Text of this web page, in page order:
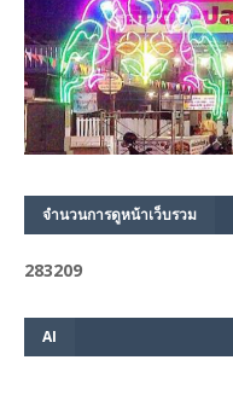
จำนวนการดูหน้าเว็บรวม
283209
AI